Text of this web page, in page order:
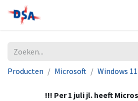
Producten Microsoft Windows 11
!!! Per 1 juli jl. heeft